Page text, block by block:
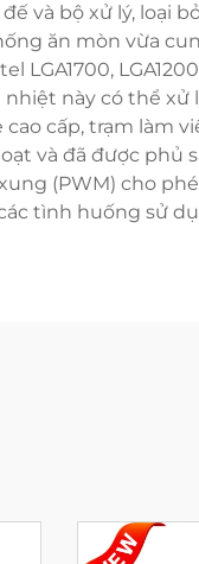
và bộ xử lý, loại
ăn mòn vừa
LGA1200
này có thể xử
cấp, trạm làm
và đã được phủ
(PWM) cho
tình huống sử